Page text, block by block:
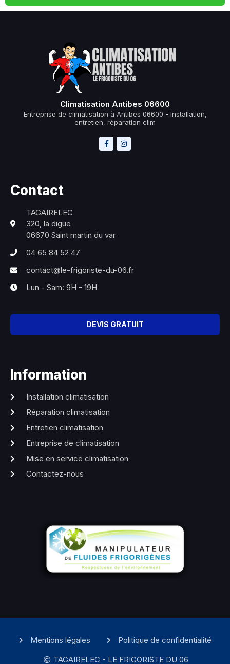
Climatisation Antibes 06600
Entreprise de climatisation à Antibes 06600 - Installation,
entretien, réparation clim
Contact
TAGAIRELEC
320, la digue
06670 Saint martin du var
04 65 84 52 47
contact@le-frigoriste-du-06.fr
Lun - Sam: 9H - 19H
DEVIS GRATUIT
Information
Installation climatisation
Réparation climatisation
Entretien climatisation
Entreprise de climatisation
Mise en service climatisation
Contactez-nous
Mentions légales
Politique de confidentialité
TAGAIRELEC - LE FRIGORISTE DU 06